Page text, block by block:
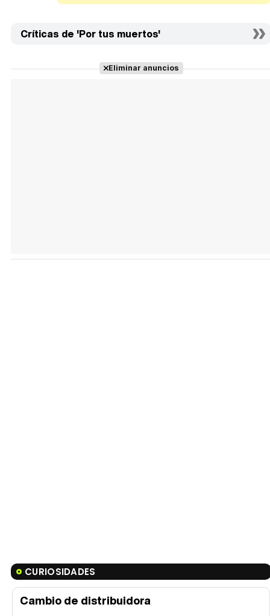
Críticas de 'Por tus muertos'
Eliminar anuncios
CURIOSIDADES
Cambio de distribuidora